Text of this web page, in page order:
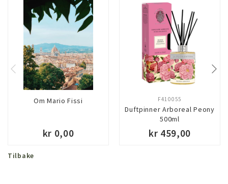
Om Mario Fissi
kr 0,00
Duftpinner Arboreal Peony
500ml
F410055
kr 459,00
Tilbake